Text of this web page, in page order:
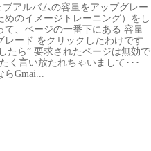
ブアルバムの容量をアップグレー
めのイメージトレーニング）をし
て、ページの一番下にある 容量
レード をクリックしたわけです
たら” 要求されたページは無効で
く言い放たれちゃいまして･･･
Gmai...